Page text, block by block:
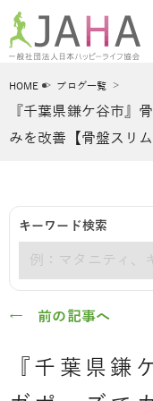
HOME ブログ一覧
『千葉県鎌ケ谷市』
みを改善【骨盤スリム
キーワード検索
← 前の記事へ
『千葉県鎌